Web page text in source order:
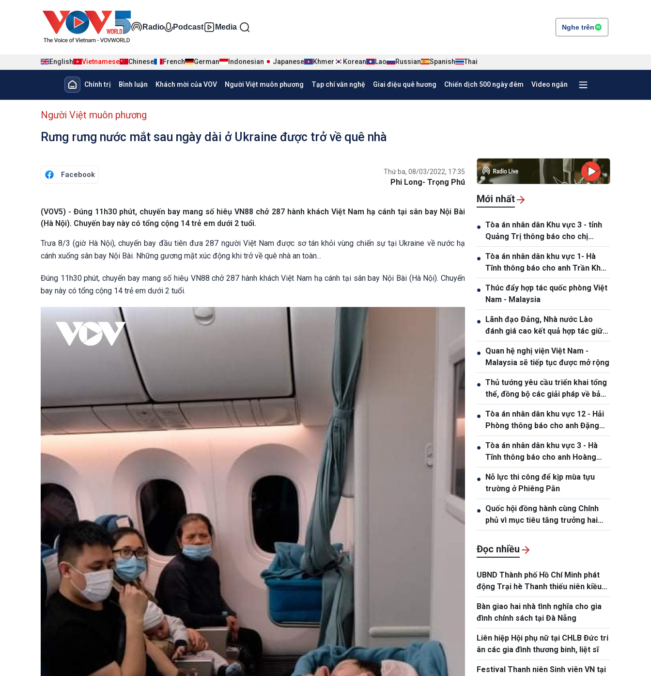
Đa phương tiện tiếng Việt
Radio Podcast Media Nghe trên
English Vietnamese Chinese French German Indonesian Japanese Khmer Korean Lao Russian Spanish Thai
Main navigation
Chính trị Bình luận Khách mời của VOV Người Việt muôn phương Tạp chí văn nghệ Giai điệu quê hương Chiến dịch 500 ngày đêm Video ngắn
menu phụ tiếng Việt
Người Việt muôn phương
Rưng rưng nước mắt sau ngày dài ở Ukraine được trở về quê nhà
Facebook Thứ ba, 08/03/2022, 17:35
Phi Long- Trọng Phú
(VOV5) - Đúng 11h30 phút, chuyến bay mang số hiêụ VN88 chở 287 hành khách Việt Nam hạ cánh tại sân bay Nội Bài
(Hà Nội). Chuyến bay này có tổng cộng 14 trẻ em dưới 2 tuổi.
Trưa 8/3 (giờ Hà Nội), chuyến bay đầu tiên đưa 287 người Việt Nam được sơ tán khỏi vùng chiến sự tại Ukraine về nước hạ
cánh xuống sân bay Nội Bài. Những gương mặt xúc động khi trở về quê nhà an toàn...
Đúng 11h30 phút, chuyến bay mang số hiêụ VN88 chở 287 hành khách Việt Nam hạ cánh tại sân bay Nội Bài (Hà Nội). Chuyến
bay này có tổng cộng 14 trẻ em dưới 2 tuổi.
Mới nhất
● Tòa án nhân dân Khu vực 3 - tỉnh
Quảng Trị thông báo cho chị
Phạm Thị Giang, sinh ngày
19/10/1991
● Tòa án nhân dân khu vực 1- Hà
Tĩnh thông báo cho anh Trần Khắc
Thanh, sinh năm 1988
● Thúc đẩy hợp tác quốc phòng Việt
Nam - Malaysia
● Lãnh đạo Đảng, Nhà nước Lào
đánh giá cao kết quả hợp tác giữa
Quân đội hai nước Việt Nam và Lào
● Quan hệ nghị viện Việt Nam -
Malaysia sẽ tiếp tục được mở rộng
● Thủ tướng yêu cầu triển khai tổng
thể, đồng bộ các giải pháp về bảo
đảm an ninh mạng
● Tòa án nhân dân khu vực 12 - Hải
Phòng thông báo cho anh Đặng
Hồng Tiệp, sinh ngày 20/5/1989
● Tòa án nhân dân khu vực 3 - Hà
Tĩnh thông báo cho anh Hoàng
Phan Anh, sinh năm 1980
● Nỗ lực thi công để kịp mùa tựu
trường ở Phiêng Pằn
● Quốc hội đồng hành cùng Chính
phủ vì mục tiêu tăng trưởng hai
con số
Đọc nhiều
UBND Thành phố Hồ Chí Minh phát
động Trại hè Thanh thiếu niên kiều
bào và tuổi trẻ Thành phố năm 2026
Bàn giao hai nhà tình nghĩa cho gia
đình chính sách tại Đà Nẵng
Liên hiệp Hội phụ nữ tại CHLB Đức tri
ân các gia đình thương binh, liệt sĩ
Festival Thanh niên Sinh viên VN tại